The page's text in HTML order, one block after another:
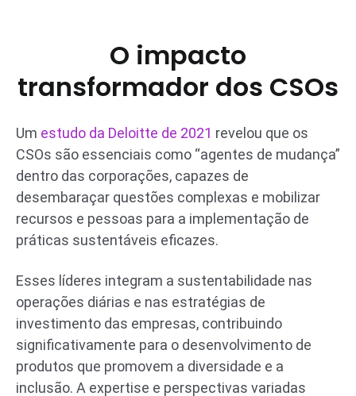
O impacto
transformador dos CSOs
Um estudo da Deloitte de 2021 revelou que os
CSOs são essenciais como “agentes de mudança”
dentro das corporações, capazes de
desembaraçar questões complexas e mobilizar
recursos e pessoas para a implementação de
práticas sustentáveis eficazes.
Esses líderes integram a sustentabilidade nas
operações diárias e nas estratégias de
investimento das empresas, contribuindo
significativamente para o desenvolvimento de
produtos que promovem a diversidade e a
inclusão. A expertise e perspectivas variadas